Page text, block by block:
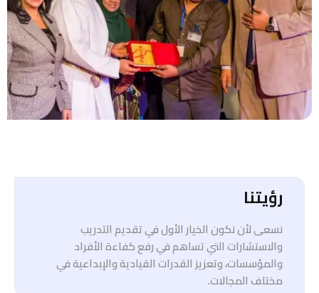
رؤيتنا
نسعى لأن نكون الخيار الأول في تقديم التدريب
والاستشارات التي تساهم في رفع كفاءة الأفراد
والمؤسسات، وتعزيز القدرات القيادية والإبداعية في
مختلف المجالات.